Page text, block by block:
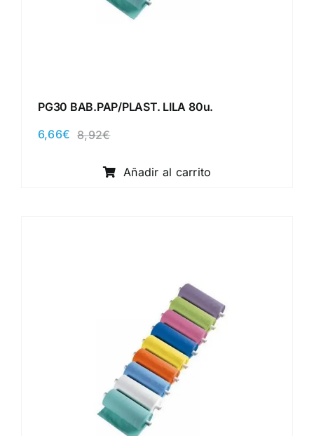
PG30 BAB.PAP/PLAST. LILA 80u.
8,92€El
original
era:
6,66€
El
actual
es:
Añadir al carrito